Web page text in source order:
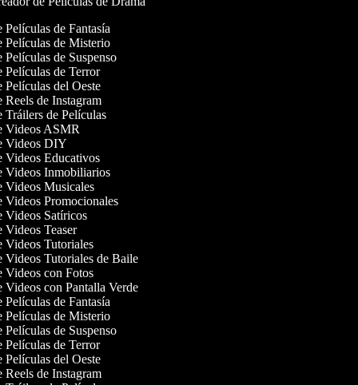
Películas de Fantasía
Películas de Misterio
Películas de Suspenso
Películas de Terror
Películas del Oeste
Reels de Instagram
Tráilers de Películas
Videos ASMR
Videos DIY
Videos Educativos
Videos Inmobiliarios
Videos Musicales
Videos Promocionales
Videos Satíricos
Videos Teaser
Videos Tutoriales
Videos Tutoriales de Baile
Videos con Fotos
Videos con Pantalla Verde
Películas de Fantasía
Películas de Misterio
Películas de Suspenso
Películas de Terror
Películas del Oeste
Reels de Instagram